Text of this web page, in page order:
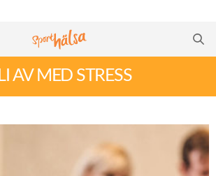
AV MED STRESS